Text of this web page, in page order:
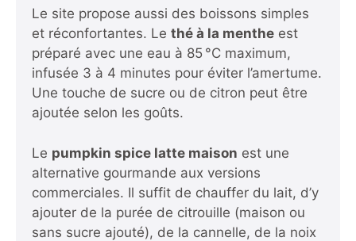
Le site propose aussi des boissons simples
et réconfortantes. Le thé à la menthe est
préparé avec une eau à 85 °C maximum,
infusée 3 à 4 minutes pour éviter l’amertume.
Une touche de sucre ou de citron peut être
ajoutée selon les goûts.
Le pumpkin spice latte maison est une
alternative gourmande aux versions
commerciales. Il suffit de chauffer du lait, d’y
ajouter de la purée de citrouille (maison ou
sans sucre ajouté), de la cannelle, de la noix